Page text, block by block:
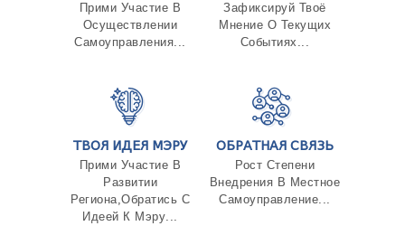
Прими Участие В
Осуществлении
Самоуправления...
Зафиксируй Твоё
Мнение О Текущих
Событиях...
ТВОЯ ИДЕЯ МЭРУ
Прими Участие В
Развитии
Региона,Обратись С
Идеей К Мэру...
ОБРАТНАЯ СВЯЗЬ
Рост Степени
Внедрения В Местное
Самоуправление...